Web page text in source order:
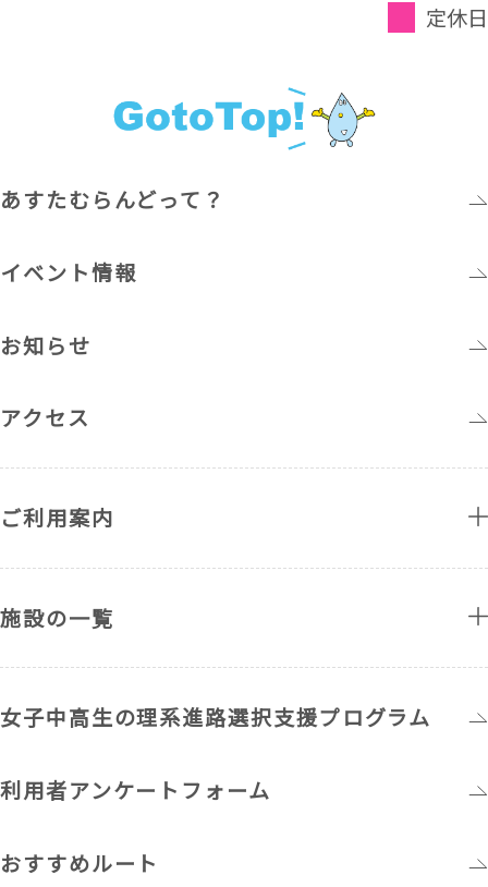
定休日
あすたむらんどって？
イベント情報
お知らせ
アクセス
ご利用案内
施設の一覧
女子中高生の理系進路選択支援プログラム
利用者アンケートフォーム
おすすめルート